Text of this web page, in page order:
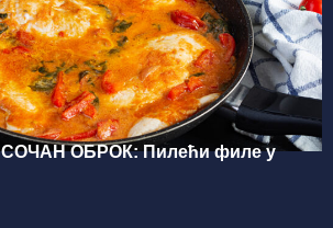
ОБРОК: Пилећи филе у